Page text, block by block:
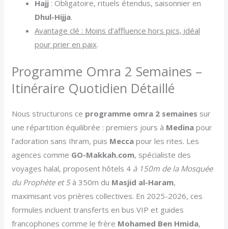
Hajj : Obligatoire, rituels étendus, saisonnier en
Dhul-Hijja.
Avantage clé : Moins d’affluence hors pics, idéal
pour prier en paix.
Programme Omra 2 Semaines –
Itinéraire Quotidien Détaillé
Nous structurons ce programme omra 2 semaines sur
une répartition équilibrée : premiers jours à Medina pour
l’adoration sans Ihram, puis Mecca pour les rites. Les
agences comme GO-Makkah.com, spécialiste des
voyages halal, proposent hôtels 4 à 150m de la Mosquée
du Prophète et 5à 350m du Masjid al-Haram,
maximisant vos prières collectives. En 2025-2026, ces
formules incluent transferts en bus VIP et guides
francophones comme le frère Mohamed Ben Hmida,